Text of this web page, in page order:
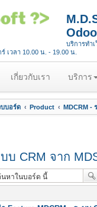
บริการทำ
เวลา 10.00 น. - 19.00 น.
เกี่ยวกับเรา บริการ
บบอร์ด Product MDCRM -
บ CRM จาก